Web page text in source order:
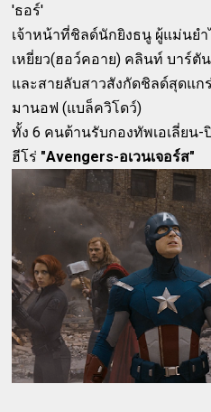
'ธอร์'
เจ้าหน้าที่ชิลด์นักยิงธนู ผู้แม่นยำ
เหยี่ยว(ฮอว์คอาย) คลินท์ บาร์ตัน
และสายลับสาวสังกัดชิลด์สุดแก
มานอฟ (แบล็ควิโดว์)
ทั้ง 6 คนต้านรับกองทัพเอเลี่ยน
ฮีโร่ "Avengers-อเวนเจอร์ส"